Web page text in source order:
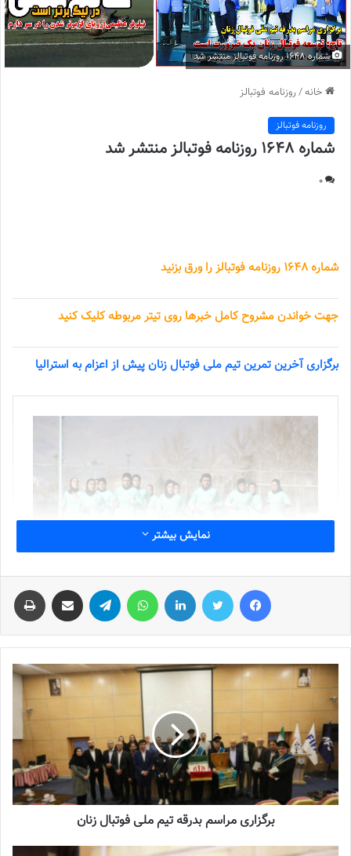
شماره 1648 روزنامه فوتبالز منتشر شد
خانه/روزنامه فوتبالز
روزنامه فوتبالز
شماره 1648 روزنامه فوتبالز منتشر شد
0
شماره 1648 روزنامه فوتبالز را ورق بزنید
جهت خواندن مشروح کامل خبرها روی تیتر مربوطه کلیک کنید
برگزاری آخرین تمرین تیم ملی فوتبال زنان پیش از اعزام به استرالیا
نمایش بیشتر
برگزاری مراسم بدرقه تیم ملی فوتبال زنان